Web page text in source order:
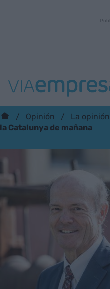
Opinión La opinión
la Catalunya de mañana